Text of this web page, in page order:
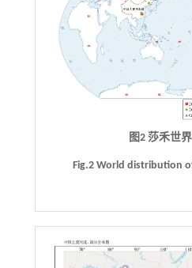
图2 莎禾世
Fig.2 World distribution